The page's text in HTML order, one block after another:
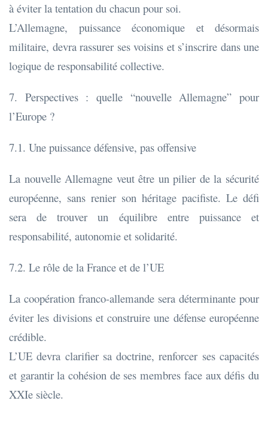
à éviter la tentation du chacun pour soi.
L’Allemagne, puissance économique et désormais
militaire, devra rassurer ses voisins et s’inscrire dans une
logique de responsabilité collective.
7. Perspectives : quelle “nouvelle Allemagne” pour
l’Europe ?
7.1. Une puissance défensive, pas offensive
La nouvelle Allemagne veut être un pilier de la sécurité
européenne, sans renier son héritage pacifiste. Le défi
sera de trouver un équilibre entre puissance et
responsabilité, autonomie et solidarité.
7.2. Le rôle de la France et de l’UE
La coopération franco-allemande sera déterminante pour
éviter les divisions et construire une défense européenne
crédible.
L’UE devra clarifier sa doctrine, renforcer ses capacités
et garantir la cohésion de ses membres face aux défis du
XXIe siècle.